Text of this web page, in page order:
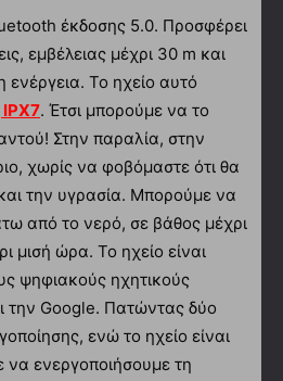
έκδοσης 5.0. Προσφέρει
εμβέλειας μέχρι 30 m και
ενέργεια. Το ηχείο αυτό
IPX7. Έτσι μπορούμε να το
Στην παραλία, στην
χωρίς να φοβόμαστε ότι θα
την υγρασία. Μπορούμε να
από το νερό, σε βάθος μέχρι
μισή ώρα. Το ηχείο είναι
ψηφιακούς ηχητικούς
την Google. Πατώντας δύο
ενώ το ηχείο είναι
ενεργοποιήσουμε τη